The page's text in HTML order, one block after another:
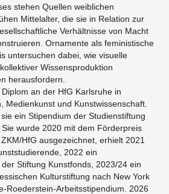
stehen Quellen weiblichen
Mittelalter, die sie in Relation zur
Verhältnisse von Macht
Ornamente als feministische
untersuchen dabei, wie visuelle
Wissensproduktion
herausfordern.
an der HfG Karlsruhe in
Medienkunst und Kunstwissenschaft.
ein Stipendium der Studienstiftung
wurde 2020 mit dem Förderpreis
HfG ausgezeichnet, erhielt 2021
2022 ein
Stiftung Kunstfonds, 2023/24 ein
Kulturstiftung nach New York
Roederstein-Arbeitsstipendium. 2026